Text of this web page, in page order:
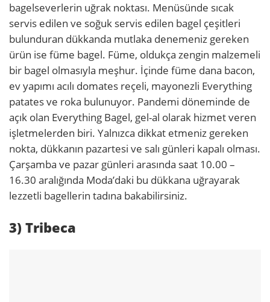
bagelseverlerin uğrak noktası. Menüsünde sıcak
servis edilen ve soğuk servis edilen bagel çeşitleri
bulunduran dükkanda mutlaka denemeniz gereken
ürün ise füme bagel. Füme, oldukça zengin malzemeli
bir bagel olmasıyla meşhur. İçinde füme dana bacon,
ev yapımı acılı domates reçeli, mayonezli Everything
patates ve roka bulunuyor. Pandemi döneminde de
açık olan Everything Bagel, gel-al olarak hizmet veren
işletmelerden biri. Yalnızca dikkat etmeniz gereken
nokta, dükkanın pazartesi ve salı günleri kapalı olması.
Çarşamba ve pazar günleri arasında saat 10.00 –
16.30 aralığında Moda’daki bu dükkana uğrayarak
lezzetli bagellerin tadına bakabilirsiniz.
3) Tribeca